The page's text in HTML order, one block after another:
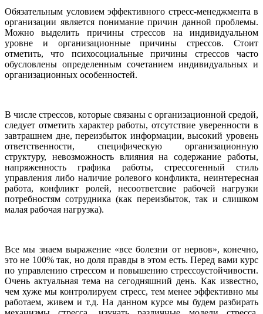
Обязательным условием эффективного стресс-менеджмента в
организации является понимание причин данной проблемы.
Можно выделить причины стрессов на индивидуальном
уровне и организационные причины стрессов. Стоит
отметить, что психосоциальные причины стрессов часто
обусловлены определенным сочетанием индивидуальных и
организационных особенностей.
В числе стрессов, которые связаны с организационной средой,
следует отметить характер работы, отсутствие уверенности в
завтрашнем дне, переизбыток информации, высокий уровень
ответственности, специфическую организационную
структуру, невозможность влияния на содержание работы,
напряженность графика работы, стрессогенный стиль
управления либо наличие ролевого конфликта, неинтересная
работа, конфликт ролей, несоответсвие рабочей нагрузки
потребностям сотрудника (как переизбыток, так и слишком
малая рабочая нагрузка).
Все мы знаем выражение «все болезни от нервов», конечно,
это не 100% так, но доля правды в этом есть. Перед вами курс
по управлению стрессом и повышению стрессоустойчивости.
Очень актуальная тема на сегодняшний день. Как известно,
чем хуже мы контролируем стресс, тем менее эффективно мы
работаем, живем и т.д. На данном курсе мы будем разбирать